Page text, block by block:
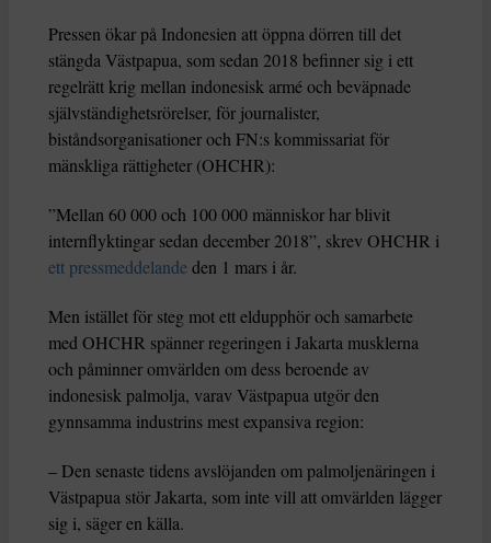
Pressen ökar på Indonesien att öppna dörren till det
stängda Västpapua, som sedan 2018 befinner sig i ett
regelrätt krig mellan indonesisk armé och beväpnade
självständighetsrörelser, för journalister,
biståndsorganisationer och FN:s kommissariat för
mänskliga rättigheter (OHCHR):
”Mellan 60 000 och 100 000 människor har blivit
internflyktingar sedan december 2018”, skrev OHCHR i
ett pressmeddelande den 1 mars i år.
Men istället för steg mot ett eldupphör och samarbete
med OHCHR spänner regeringen i Jakarta musklerna
och påminner omvärlden om dess beroende av
indonesisk palmolja, varav Västpapua utgör den
gynnsamma industrins mest expansiva region:
– Den senaste tidens avslöjanden om palmoljenäringen i
Västpapua stör Jakarta, som inte vill att omvärlden lägger
sig i, säger en källa.